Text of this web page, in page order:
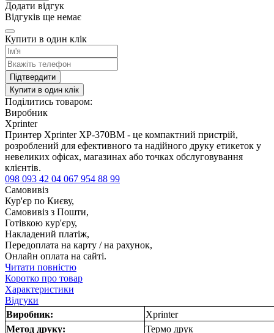
Додати відгук
Відгуків ще немає
Купити в один клік
Підтвердити
Купити в один клік
Поділитись товаром:
Виробник
Xprinter
Принтер Xprinter XP-370BM - це компактний пристрій,
розроблений для ефективного та надійного друку етикеток у
невеликих офісах, магазинах або точках обслуговування
клієнтів.
098 093 42 04 067 954 88 99
Самовивіз
Кур'єр по Києву,
Самовивіз з Пошти,
Готівкою кур'єру,
Накладений платіж,
Передоплата на карту / на рахунок,
Онлайн оплата на сайті.
Читати повністю
Коротко про товар
Характеристики
Відгуки
Виробник:
Xprinter
Метод друку:
Термо друк